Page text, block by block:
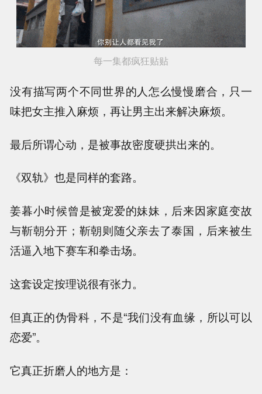
每一集都疯狂贴贴
没有描写两个不同世界的人怎么慢慢磨合，只一
味把女主推入麻烦，再让男主出来解决麻烦。
最后所谓心动，是被事故密度硬拱出来的。
《双轨》也是同样的套路。
姜暮小时候曾是被宠爱的妹妹，后来因家庭变故
与靳朝分开；靳朝则随父亲去了泰国，后来被生
活逼入地下赛车和拳击场。
这套设定按理说很有张力。
但真正的伪骨科，不是“我们没有血缘，所以可以
恋爱”。
它真正折磨人的地方是：